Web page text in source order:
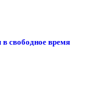
свободное время